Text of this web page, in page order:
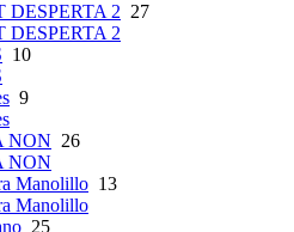
2 27
2
10
9
NON 26
NON
Manolillo 13
Manolillo
25